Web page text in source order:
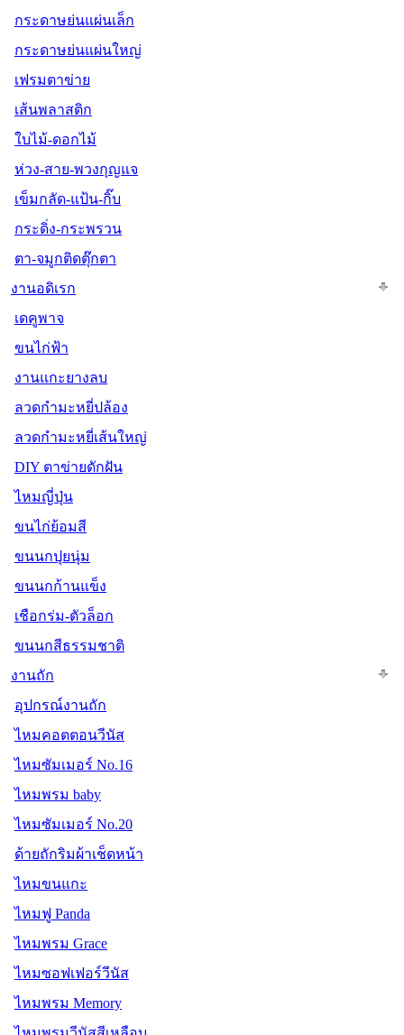
กระดาษย่นแผ่นเล็ก
กระดาษย่นแผ่นใหญ่
เฟรมตาข่าย
เส้นพลาสติก
ใบไม้-ดอกไม้
ห่วง-สาย-พวงกุญแจ
เข็มกลัด-แป้น-กิ๊บ
กระดิ่ง-กระพรวน
ตา-จมูกติดตุ๊กตา
งานอดิเรก
เดคูพาจ
ขนไก่ฟ้า
งานแกะยางลบ
ลวดกำมะหยี่ปล้อง
ลวดกำมะหยี่เส้นใหญ่
DIY ตาข่ายดักฝัน
ไหมญี่ปุ่น
ขนไก่ย้อมสี
ขนนกปุยนุ่ม
ขนนกก้านแข็ง
เชือกร่ม-ตัวล็อก
ขนนกสีธรรมชาติ
งานถัก
อุปกรณ์งานถัก
ไหมคอตตอนวีนัส
ไหมซัมเมอร์ No.16
ไหมพรม baby
ไหมซัมเมอร์ No.20
ด้ายถักริมผ้าเช็ดหน้า
ไหมขนแกะ
ไหมฟู Panda
ไหมพรม Grace
ไหมซอฟเฟอร์วีนัส
ไหมพรม Memory